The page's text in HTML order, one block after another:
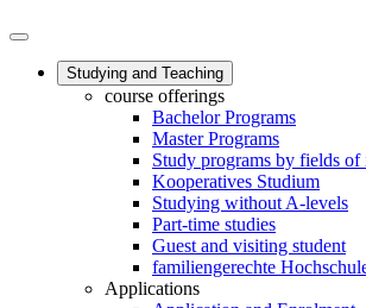
Studying and Teaching
course offerings
Bachelor Programs
Master Programs
Study programs by fields of
Kooperatives Studium
Studying without A-levels
Part-time studies
Guest and visiting student
familiengerechte
Applications